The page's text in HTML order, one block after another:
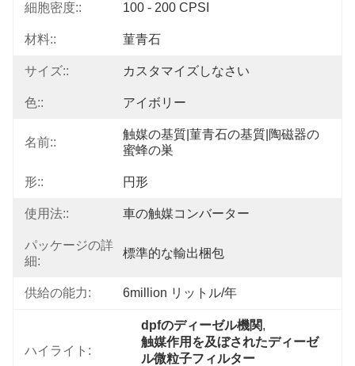
細胞密度:: 100 - 200 CPSI
材料:: 菫青石
サイズ:: カスタマイズしなさい
色:: アイボリー
名前::
触媒の基質|菫青石の基質|陶磁器の
蜜蜂の巣
形:: 円形
使用法:: 車の触媒コンバーター
パッケージの詳
細:
標準的な輸出梱包
供給の能力: 6million リットル/年
ハイライト:
dpfのディーゼル機関,
触媒作用を及ぼされたディーゼ
ル微粒子フィルター